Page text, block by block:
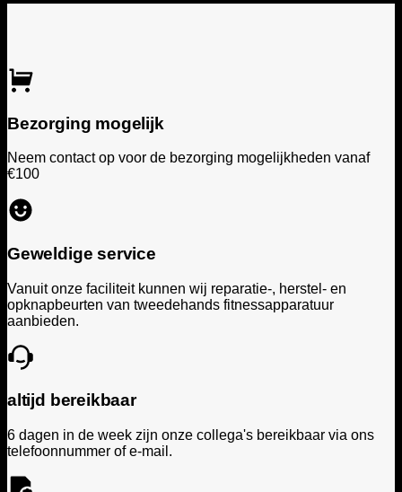
Bezorging mogelijk
Neem contact op voor de bezorging mogelijkheden vanaf
€100
Geweldige service
Vanuit onze faciliteit kunnen wij reparatie-, herstel- en
opknapbeurten van tweedehands fitnessapparatuur
aanbieden.
altijd bereikbaar
6 dagen in de week zijn onze collega's bereikbaar via ons
telefoonnummer of e-mail.